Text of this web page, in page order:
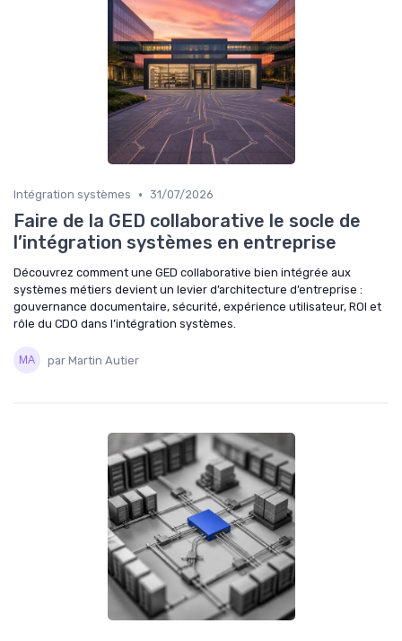
Intégration systèmes • 31/07/2026
Faire de la GED collaborative le socle de
l’intégration systèmes en entreprise
Découvrez comment une GED collaborative bien intégrée aux
systèmes métiers devient un levier d’architecture d’entreprise :
gouvernance documentaire, sécurité, expérience utilisateur, ROI et
rôle du CDO dans l’intégration systèmes.
par Martin Autier